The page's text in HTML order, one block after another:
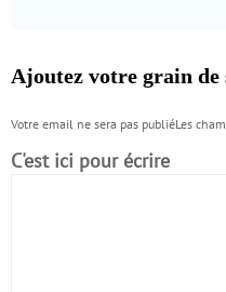
Ajoutez votre grain de
Votre email ne sera pas publiéLes
C'est ici pour écrire